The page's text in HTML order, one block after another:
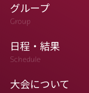
グループ
Group
日程・結果
Schedule
大会について